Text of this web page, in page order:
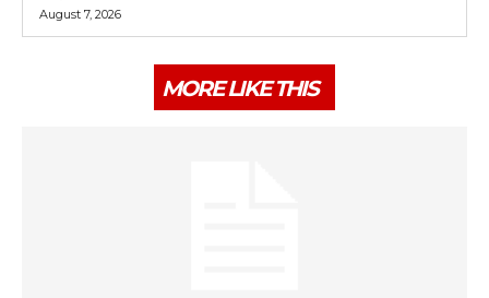
August 7, 2026
MORE LIKE THIS